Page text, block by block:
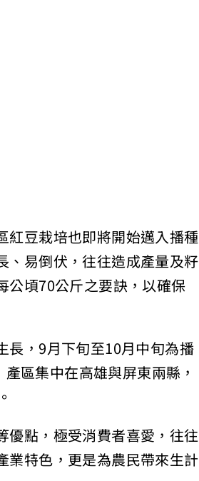
紅豆栽培也即將開始邁入播種
、易倒伏，往往造成產量及籽
頃70公斤之要訣，以確保
，9月下旬至10月中旬為播
區集中在高雄與屏東兩縣，
優點，極受消費者喜愛，往往
特色，更是為農民帶來生計